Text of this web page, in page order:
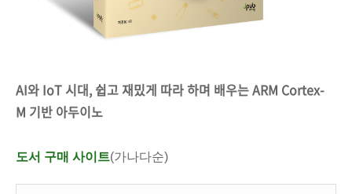
AI와 IoT 시대, 쉽고 재밌게 따라 하며 배우는 ARM Cortex-
M 기반 아두이노
도서 구매 사이트(가나다순)